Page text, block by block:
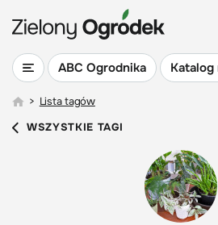
ABC Ogrodnika
> Lista tagów
WSZYSTKIE TAGI